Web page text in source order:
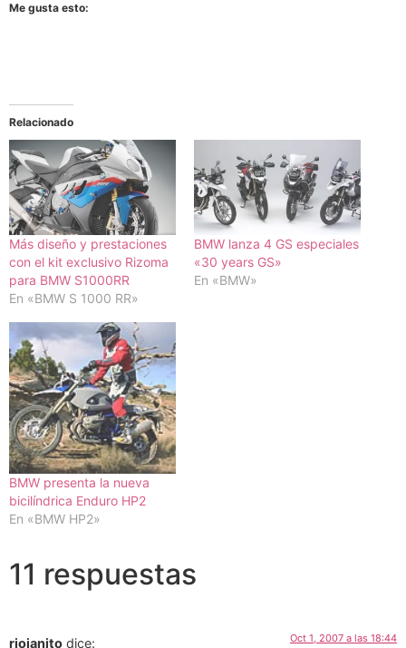
Me gusta esto:
Relacionado
Más diseño y prestaciones
con el kit exclusivo Rizoma
para BMW S1000RR
En «BMW S 1000 RR»
BMW lanza 4 GS especiales
«30 years GS»
En «BMW»
BMW presenta la nueva
bicilíndrica Enduro HP2
En «BMW HP2»
11 respuestas
riojanito dice: Oct 1, 2007 a las 18:44